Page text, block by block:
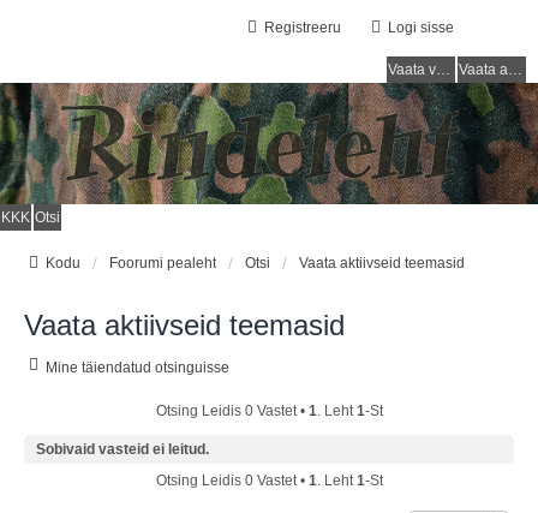
Logi sisse
Registreeru
Vaata vastamata teemasi Vaata aktiivseid teemasid
KKK Otsi
Kodu Foorumi pealeht Otsi Vaata aktiivseid teemasid
Vaata aktiivseid teemasid
Mine täiendatud otsinguisse
Otsing Leidis 0 Vastet • 1. Leht1-st
Sobivaid vasteid ei leitud.
Otsing Leidis 0 Vastet • 1. Leht1-st